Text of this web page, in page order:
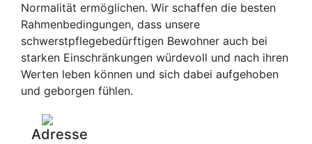
Normalität ermöglichen. Wir schaffen die besten
Rahmenbedingungen, dass unsere
schwerstpflegebedürftigen Bewohner auch bei
starken Einschränkungen würdevoll und nach ihren
Werten leben können und sich dabei aufgehoben
und geborgen fühlen.
Adresse